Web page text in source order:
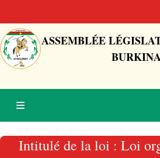
ASSEMBLÉE
Intitulé de la loi : Loi